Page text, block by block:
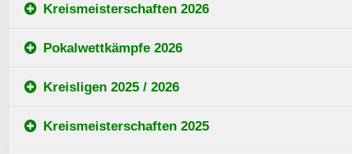
Kreismeisterschaften 2026
Pokalwettkämpfe 2026
Kreisligen 2025 / 2026
Kreismeisterschaften 2025